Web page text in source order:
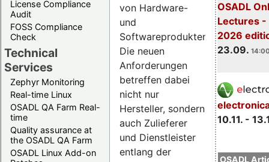
License Compliance
Audit
FOSS Compliance
Check
Technical
Services
Zephyr Monitoring
Real-time Linux
OSADL QA Farm Real-
time
Quality assurance at
the OSADL QA Farm
OSADL Linux Add-on
OSADL
Lectures -
2026
23.09.
10.11. -
OSADL
von Hardware-
und
Softwareprodukten.
Die neuen
Anforderungen
betreffen dabei
nicht nur
Hersteller, sondern
auch Zulieferer
und Dienstleister
entlang der